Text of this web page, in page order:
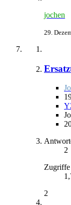
jochen
29.
2
Zugriffe
2